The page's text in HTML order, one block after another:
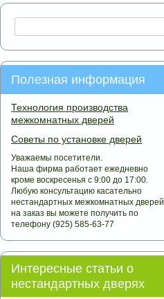
Полезная информация
Технология производства
межкомнатных дверей
Советы по установке дверей
Уважаемы посетители.
Наша фирма работает ежедневно
кроме воскресенья с 9:00 до 17:00.
Любую консультацию касательно
нестандартных межкомнатных дверей
на заказ вы можете получить по
телефону (925) 585-63-77
Интересные статьи о
нестандартных дверях